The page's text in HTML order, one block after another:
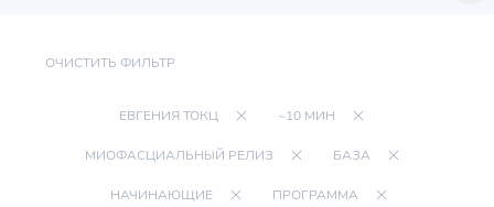
ОЧИСТИТЬ ФИЛЬТР
ЕВГЕНИЯ ТОКЦ ~10 МИН
МИОФАСЦИАЛЬНЫЙ РЕЛИЗ БАЗА
НАЧИНАЮЩИЕ ПРОГРАММА